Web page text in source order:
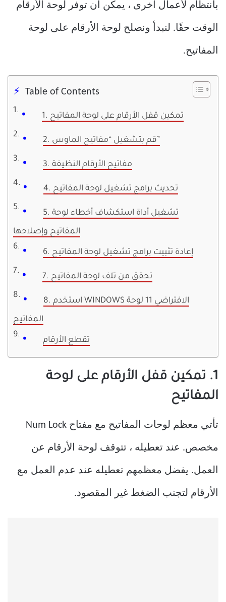
بانتظام لأعمال أخرى ، يمكن أن توفر لوحة الأرقام
الوقت حقًا. لنبدأ ونصلح لوحة الأرقام على لوحة
المفاتيح.
Table of Contents
1. تمكين قفل الأرقام على لوحة المفاتيح
2. قم بتشغيل “مفاتيح الماوس”
3. مفاتيح الأرقام النظيفة
4. تحديث برامج تشغيل لوحة المفاتيح
5. تشغيل أداة استكشاف أخطاء لوحة
المفاتيح وإصلاحها
6. إعادة تثبيت برامج تشغيل لوحة المفاتيح
7. تحقق من تلف لوحة المفاتيح
8. استخدم WINDOWS الافتراضي 11 لوحة
المفاتيح
تقطع الأرقام
1. تمكين قفل الأرقام على لوحة
المفاتيح
تأتي معظم لوحات المفاتيح مع مفتاح Num Lock
مخصص. عند تعطيله ، تتوقف لوحة الأرقام عن
العمل. يفضل معظمهم تعطيله عند عدم العمل مع
الأرقام لتجنب الضغط غير المقصود.